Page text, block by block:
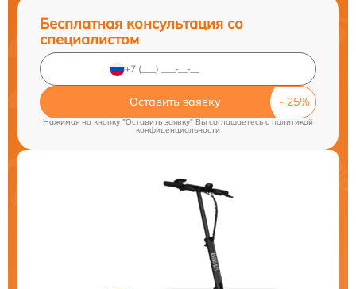
Бесплатная консультация со
специалистом
Оставить заявку
Нажимая на кнопку "Оставить заявку" Вы соглашаетесь cполитикой
конфиденциальности